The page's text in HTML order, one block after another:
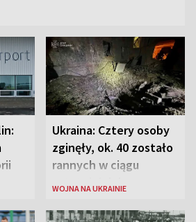
Ukraina: Cztery osoby
zginęły, ok. 40 zostało
rannych w ciągu
ostatniej doby w
WOJNA NA UKRAINIE